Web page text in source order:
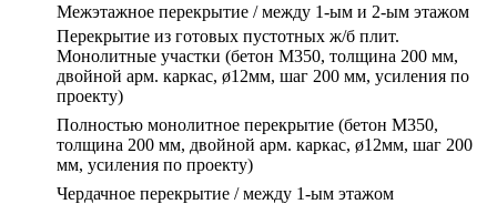
Межэтажное перекрытие / между 1-ым и 2-ым этажом
Перекрытие из готовых пустотных ж/б плит.
Монолитные участки (бетон М350, толщина 200 мм,
двойной арм. каркас, ø12мм, шаг 200 мм, усиления по
проекту)
Полностью монолитное перекрытие (бетон М350,
толщина 200 мм, двойной арм. каркас, ø12мм, шаг 200
мм, усиления по проекту)
Чердачное перекрытие / между 1-ым этажом